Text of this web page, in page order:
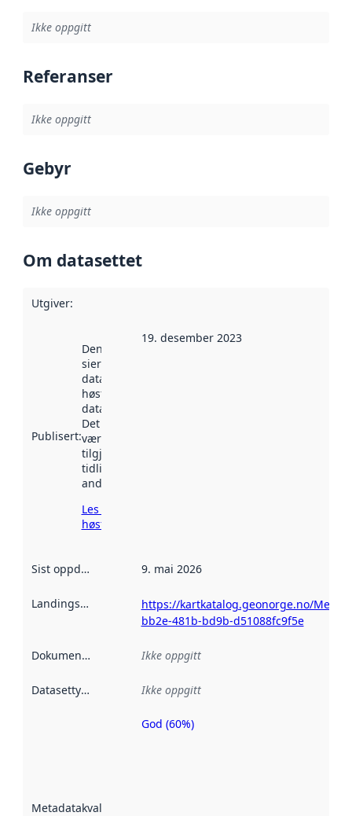
Ikke oppgitt
Referanser
Ikke oppgitt
Gebyr
Ikke oppgitt
Om datasettet
Utgiver:
Publisert:
Denne datoen
sier når
datasettet ble
høstet av
data.norge.no.
Det kan ha
vært
tilgjengelig
tidligere
andre steder.
Les mer om
høsting her
19. desember 2023
Sist oppdatert 9. mai 2026
Landingsside
https://kartkatalog.geonorge.no/
bb2e-481b-bd9b-d51088fc9f5e
Dokumentasjon Ikke oppgitt
Datasettype Ikke oppgitt
Metadatakvalitet
Metadatakvalitet
God (60%)